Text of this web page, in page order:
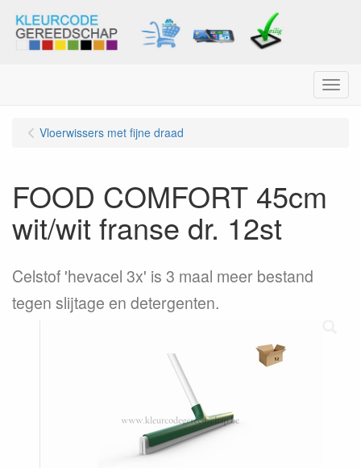
Menu
Vloerwissers met fijne draad
FOOD COMFORT 45cm
wit/wit franse dr. 12st
Celstof 'hevacel 3x' is 3 maal meer bestand
tegen slijtage en detergenten.